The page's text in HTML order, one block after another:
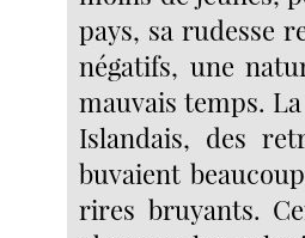
pays, sa rudesse
négatifs, une
mauvais temps.
Islandais, des
buvaient
rires bruyants.